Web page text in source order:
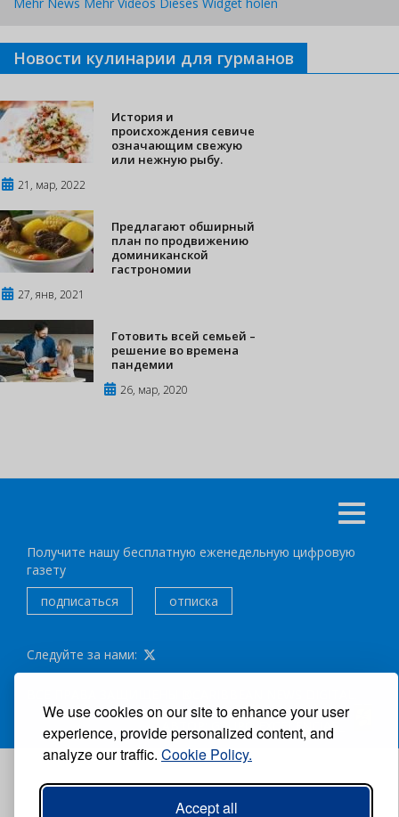
We use cookies on our site to enhance your user
experience, provide personalized content, and
analyze our traffic. Cookie Policy.
Accept all
Новости кулинарии для гурманов
История и
происхождения севиче
означающим свежую
или нежную рыбу.
21, мар, 2022
Предлагают обширный
план по продвижению
доминиканской
гастрономии
27, янв, 2021
Готовить всей семьей –
решение во времена
пандемии
26, мар, 2020
Получите нашу бесплатную еженедельную цифровую
газету
подписаться
отписка
Следуйте за нами:
АВТОР:
GRUPO EXCELENCIAS.